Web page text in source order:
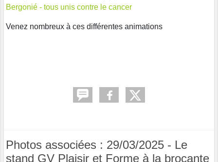
Bergonié - tous unis contre le cancer
Venez nombreux à ces différentes animations
Photos associées : 29/03/2025 - Le
stand GV Plaisir et Forme à la brocante